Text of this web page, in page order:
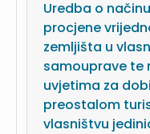
Uredba o
procjene
zemljišta u
samouprave te
uvjetima za
preostalom
vlasništvu